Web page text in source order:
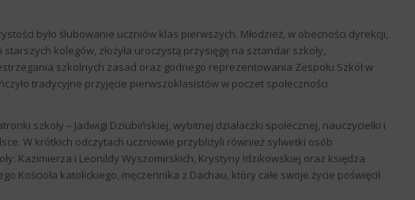
było ślubowanie uczniów klas pierwszych. Młodzież, w obecności dyrekcji,
kolegów, złożyła uroczystą przysięgę na sztandar szkoły,
szkolnych zasad oraz godnego reprezentowania Zespołu Szkół w
tradycyjne przyjęcie pierwszoklasistów w poczet społeczności
szkoły – Jadwigi Dziubińskiej, wybitnej działaczki społecznej, nauczycielki i
W krótkich odczytach uczniowie przybliżyli również sylwetki osób
Kazimierza i Leonildy Wyszomirskich, Krystyny Idzikowskiej oraz księdza
Kościoła katolickiego, męczennika z Dachau, który całe swoje życie poświęcił